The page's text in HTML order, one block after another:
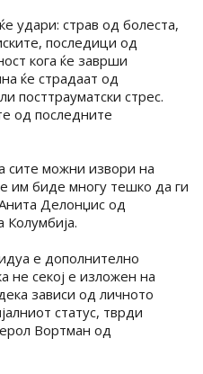
удари: страв од болеста,
последици од
кога ќе заврши
ќе страдаат од
посттрауматски стрес.
од последните
сите можни извори на
им биде многу тешко да ги
Делонџис од
Колумбија.
е дополнително
не секој е изложен на
зависи од личното
статус, тврди
Вортман од